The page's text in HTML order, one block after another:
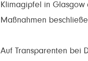
Klimagipfel in Glasgow
Maßnahmen
Auf Transparenten bei